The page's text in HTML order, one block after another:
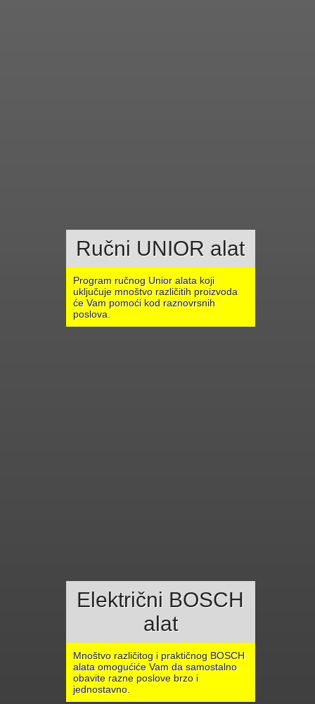
Ručni UNIOR alat
Program ručnog Unior alata koji
uključuje mnoštvo različitih proizvoda
će Vam pomoći kod raznovrsnih
poslova.
Električni BOSCH
alat
Mnoštvo različitog i praktičnog BOSCH
alata omogućiće Vam da samostalno
obavite razne poslove brzo i
jednostavno.